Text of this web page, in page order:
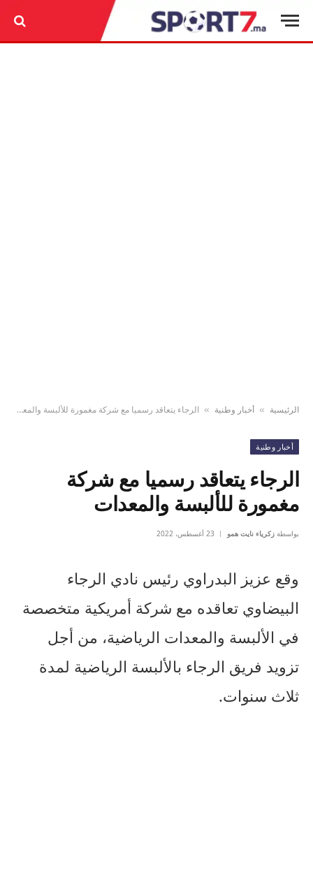
الرئيسية » أخبار وطنية » الرجاء يتعاقد رسميا مع شركة مغمورة للألبسة والمعدات
أخبار وطنية
الرجاء يتعاقد رسميا مع شركة
مغمورة للألبسة والمعدات
بواسطة زكرياء نايت همو 23 أغسطس، 2022
وقع عزيز البدراوي رئيس نادي الرجاء
البيضاوي تعاقده مع شركة أمريكية متخصصة
في الألبسة والمعدات الرياضية، من أجل
تزويد فريق الرجاء بالألبسة الرياضية لمدة
ثلاث سنوات.